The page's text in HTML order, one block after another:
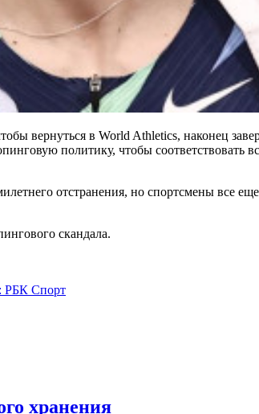
вернуться в World Athletics, наконец
политику, чтобы
отстранения, но спортсмены все
скандала.
РБК Спорт
хранения